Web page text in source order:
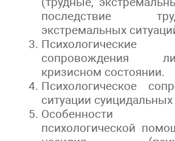
последствие
экстремальных
сопровождения
кризисном состоянии.
Психологическое
ситуации
Особенности
психологической